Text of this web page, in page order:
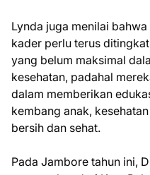
Lynda juga menilai
kader perlu terus
yang belum maksimal
kesehatan, padahal
dalam memberikan
kembang anak,
bersih dan sehat.
Pada Jambore tahun ini,